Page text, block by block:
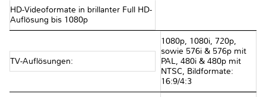
HD-Videoformate in brillanter Full HD-
Auflösung bis 1080p
TV-Auflösungen:
1080p, 1080i, 720p,
sowie 576i & 576p mit
PAL, 480i & 480p mit
NTSC, Bildformate:
16:9/4:3